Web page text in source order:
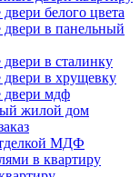
белого цвета
в панельный
в сталинку
двери в хрущевку
двери мдф
жилой дом
МДФ
в квартиру